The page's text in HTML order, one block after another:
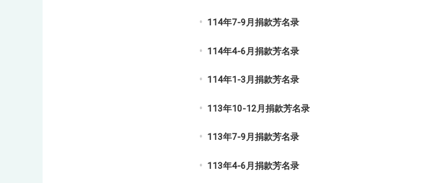
114年7-9月捐款芳名录
114年4-6月捐款芳名录
114年1-3月捐款芳名录
113年10-12月捐款芳名录
113年7-9月捐款芳名录
113年4-6月捐款芳名录